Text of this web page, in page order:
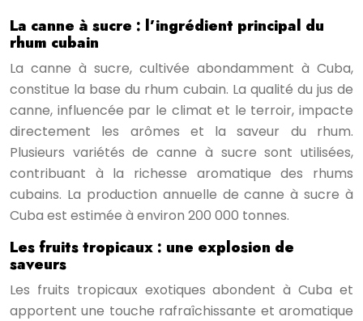
La canne à sucre : l’ingrédient principal du
rhum cubain
La canne à sucre, cultivée abondamment à Cuba,
constitue la base du rhum cubain. La qualité du jus de
canne, influencée par le climat et le terroir, impacte
directement les arômes et la saveur du rhum.
Plusieurs variétés de canne à sucre sont utilisées,
contribuant à la richesse aromatique des rhums
cubains. La production annuelle de canne à sucre à
Cuba est estimée à environ 200 000 tonnes.
Les fruits tropicaux : une explosion de
saveurs
Les fruits tropicaux exotiques abondent à Cuba et
apportent une touche rafraîchissante et aromatique